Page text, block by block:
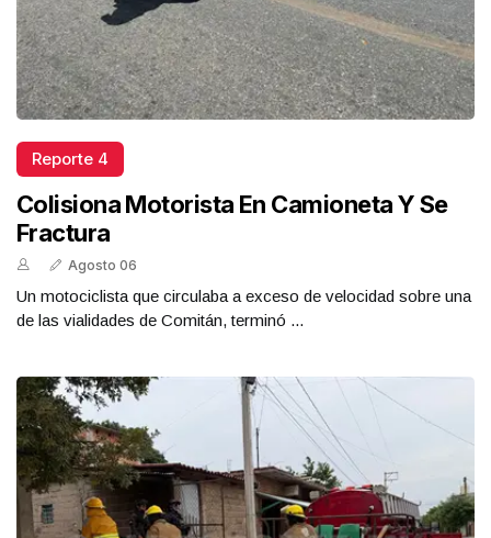
Reporte 4
Colisiona Motorista En Camioneta Y Se
Fractura
Agosto 06
Un motociclista que circulaba a exceso de velocidad sobre una
de las vialidades de Comitán, terminó ...